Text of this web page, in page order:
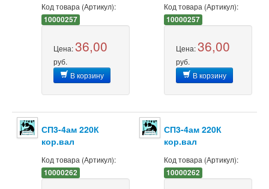
Код товара (Артикул):
10000257
Цена:36,00
руб.
В корзину
Код товара (Артикул):
10000257
Цена:36,00
руб.
В корзину
СП3-4ам 220К
кор.вал
Код товара (Артикул):
10000262
СП3-4ам 220К
кор.вал
Код товара (Артикул):
10000262